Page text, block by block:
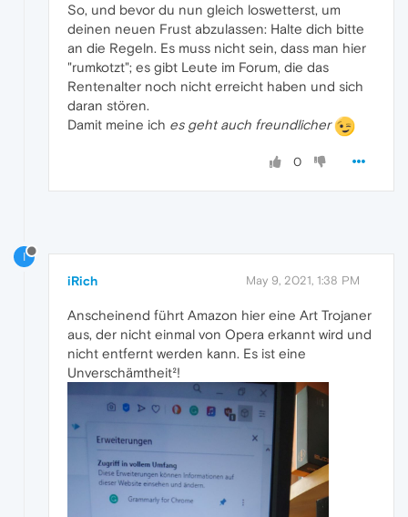
So, und bevor du nun gleich loswetterst, um
deinen neuen Frust abzulassen: Halte dich bitte
an die Regeln. Es muss nicht sein, dass man hier
"rumkotzt"; es gibt Leute im Forum, die das
Rentenalter noch nicht erreicht haben und sich
daran stören.
Damit meine ich es geht auch freundlicher
0
I
iRich May 9, 2021, 1:38 PM
Anscheinend führt Amazon hier eine Art Trojaner
aus, der nicht einmal von Opera erkannt wird und
nicht entfernt werden kann. Es ist eine
Unverschämtheit²!